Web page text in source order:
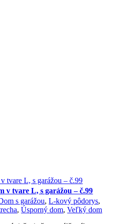
tvare L, s garážou – č.99
v tvare L, s garážou – č.99
s garážou,L-kový pôdorys,
,Úsporný dom,Veľký dom